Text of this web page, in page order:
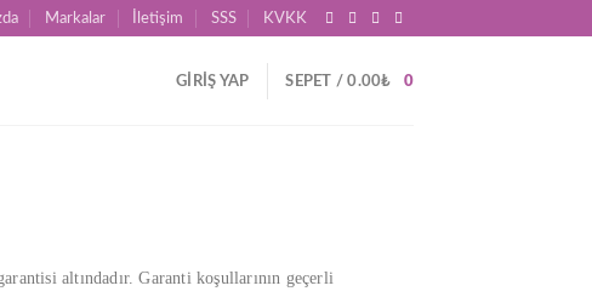
Markalar İletişim SSS KVKK
GIRIŞ YAP SEPET /0.00₺ 0
altındadır. Garanti koşullarının geçerli